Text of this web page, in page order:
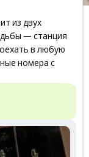
из двух
— станция
в любую
номера с